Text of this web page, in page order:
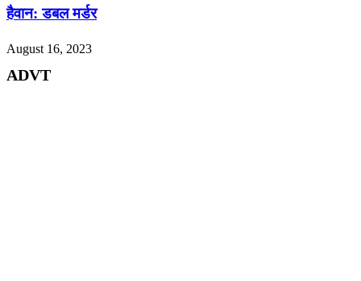
हैवान: डबल मर्डर
August 16, 2023
ADVT